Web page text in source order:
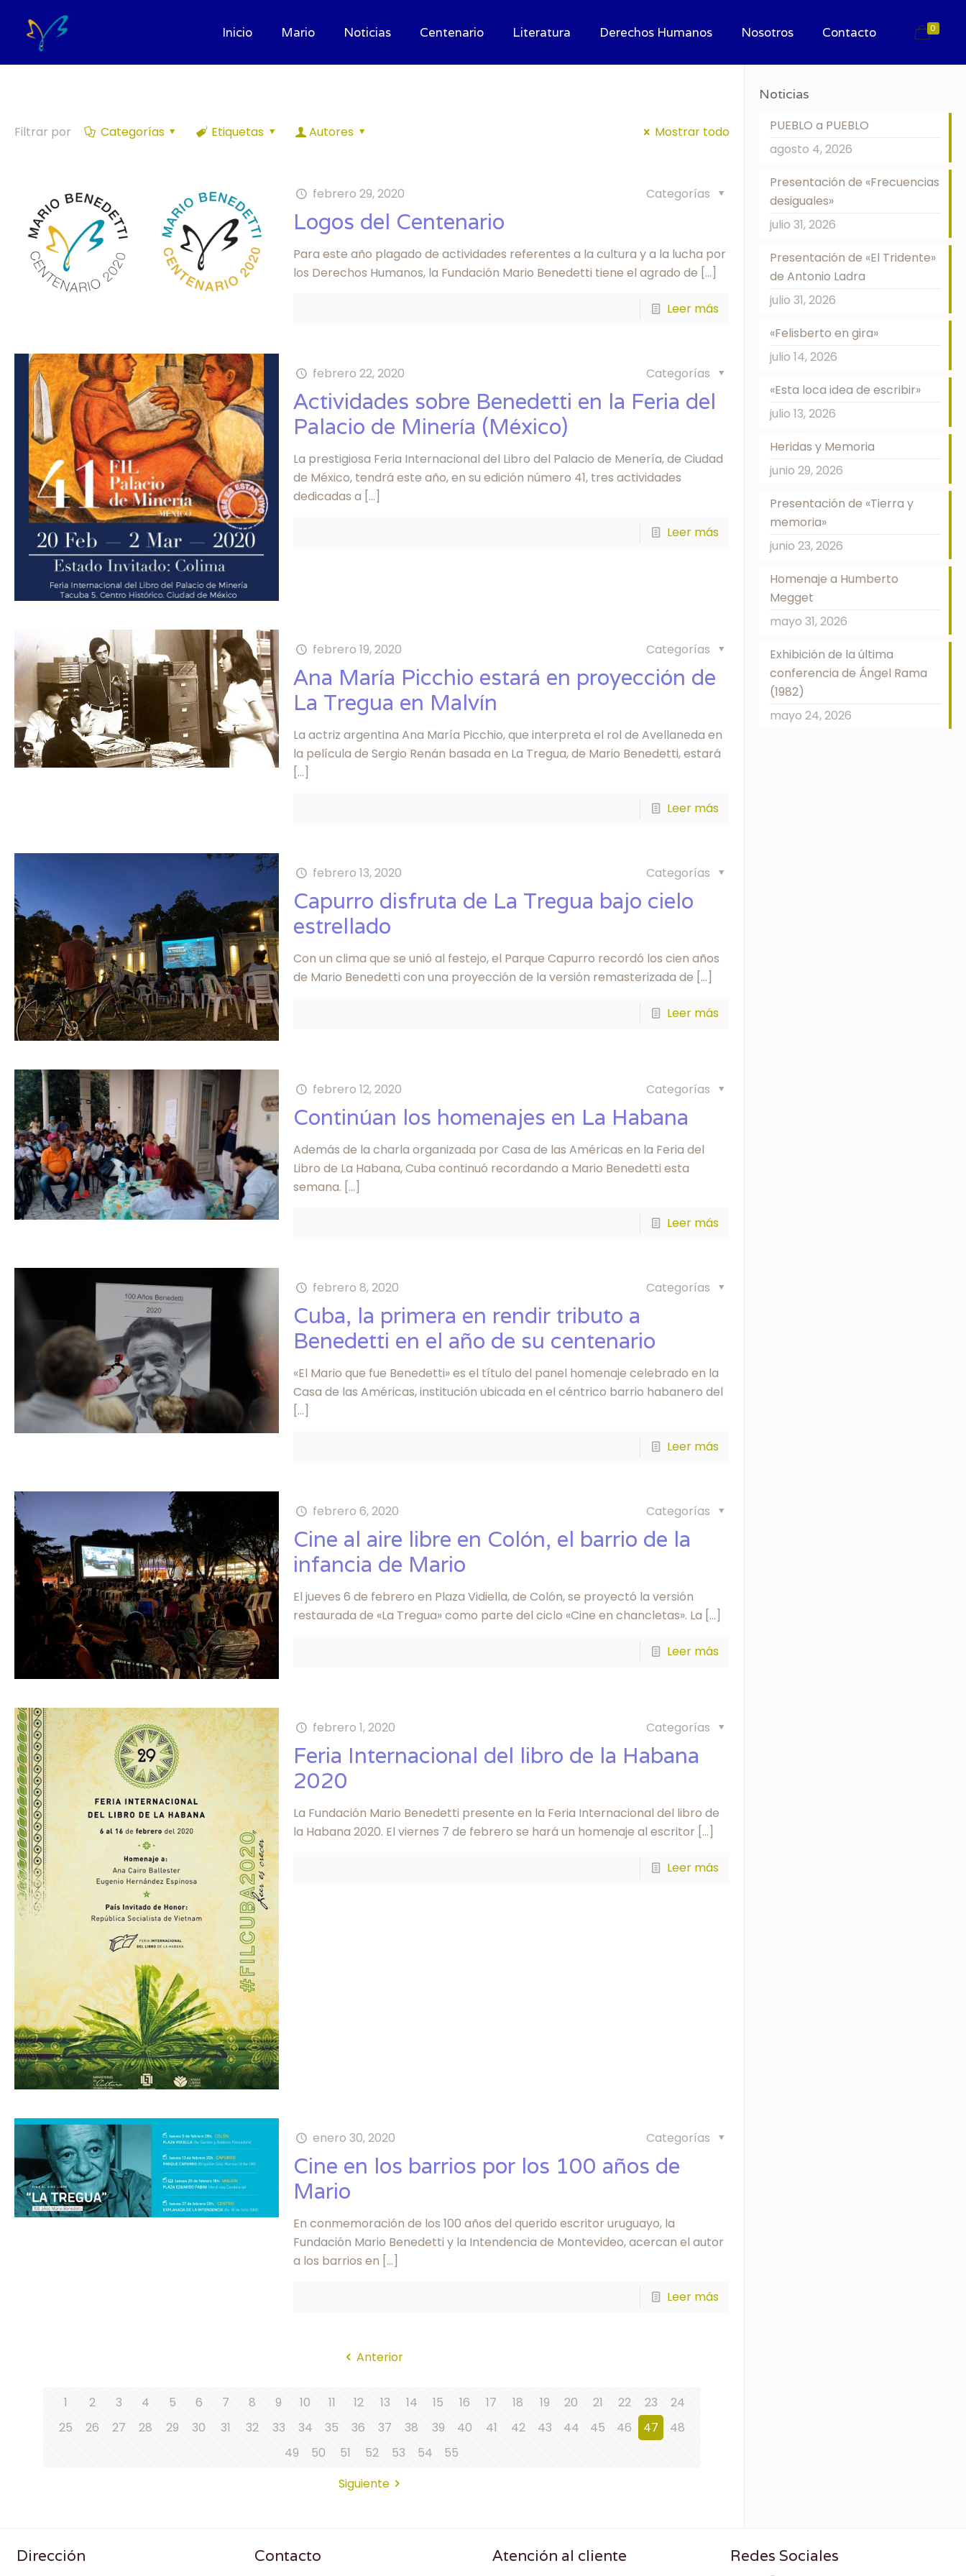
Inicio Mario Noticias Centenario Literatura Derechos Humanos Nosotros Contacto 0
Filtrar por Categorías Etiquetas Autores Mostrar todo
febrero 29, 2020 Categorías
Logos del Centenario
Para este año plagado de actividades referentes a la cultura y a la lucha por
los Derechos Humanos, la Fundación Mario Benedetti tiene el agrado de […]
Leer más
febrero 22, 2020 Categorías
Actividades sobre Benedetti en la Feria del
Palacio de Minería (México)
La prestigiosa Feria Internacional del Libro del Palacio de Menería, de Ciudad
de México, tendrá este año, en su edición número 41, tres actividades
dedicadas a […]
Leer más
febrero 19, 2020 Categorías
Ana María Picchio estará en proyección de
La Tregua en Malvín
La actriz argentina Ana María Picchio, que interpreta el rol de Avellaneda en
la película de Sergio Renán basada en La Tregua, de Mario Benedetti, estará
[…]
Leer más
febrero 13, 2020 Categorías
Capurro disfruta de La Tregua bajo cielo
estrellado
Con un clima que se unió al festejo, el Parque Capurro recordó los cien años
de Mario Benedetti con una proyección de la versión remasterizada de […]
Leer más
febrero 12, 2020 Categorías
Continúan los homenajes en La Habana
Además de la charla organizada por Casa de las Américas en la Feria del
Libro de La Habana, Cuba continuó recordando a Mario Benedetti esta
semana. […]
Leer más
febrero 8, 2020 Categorías
Cuba, la primera en rendir tributo a
Benedetti en el año de su centenario
«El Mario que fue Benedetti» es el título del panel homenaje celebrado en la
Casa de las Américas, institución ubicada en el céntrico barrio habanero del
[…]
Leer más
febrero 6, 2020 Categorías
Cine al aire libre en Colón, el barrio de la
infancia de Mario
El jueves 6 de febrero en Plaza Vidiella, de Colón, se proyectó la versión
restaurada de «La Tregua» como parte del ciclo «Cine en chancletas». La […]
Leer más
febrero 1, 2020 Categorías
Feria Internacional del libro de la Habana
2020
La Fundación Mario Benedetti presente en la Feria Internacional del libro de
la Habana 2020. El viernes 7 de febrero se hará un homenaje al escritor […]
Leer más
enero 30, 2020 Categorías
Cine en los barrios por los 100 años de
Mario
En conmemoración de los 100 años del querido escritor uruguayo, la
Fundación Mario Benedetti y la Intendencia de Montevideo, acercan el autor
a los barrios en […]
Leer más
Anterior
1 2 3 4 5 6 7 8 9 10 11 12 13 14 15 16 17 18 19 20 21 22 23
24
25
26 27 28 29 30 31 32 33 34 35 36 37 38 39 40 41 42 43 44 45 46 47
48
49
50 51 52 53 54
55
Siguiente
Noticias
PUEBLO a PUEBLO
agosto 4, 2026
Presentación de «Frecuencias
desiguales»
julio 31, 2026
Presentación de «El Tridente»
de Antonio Ladra
julio 31, 2026
«Felisberto en gira»
julio 14, 2026
«Esta loca idea de escribir»
julio 13, 2026
Heridas y Memoria
junio 29, 2026
Presentación de «Tierra y
memoria»
junio 23, 2026
Homenaje a Humberto
Megget
mayo 31, 2026
Exhibición de la última
conferencia de Ángel Rama
(1982)
mayo 24, 2026
Dirección Contacto Atención al cliente Redes Sociales